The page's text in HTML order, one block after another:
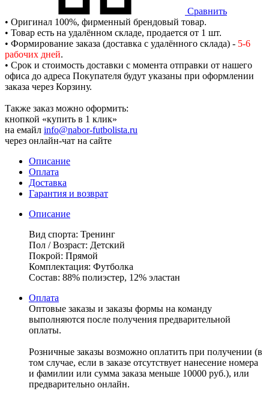
Сравнить
• Оригинал 100%, фирменный брендовый товар.
• Товар есть на удалённом складе, продается от 1 шт.
• Формирование заказа (доставка с удалённого склада) - 5-6
рабочих дней.
• Срок и стоимость доставки с момента отправки от нашего
офиса до адреса Покупателя будут указаны при оформлении
заказа через Корзину.
Также заказ можно оформить:
кнопкой «купить в 1 клик»
на емайл info@nabor-futbolista.ru
через онлайн-чат на сайте
Описание
Оплата
Доставка
Гарантия и возврат
Описание
Вид спорта: Тренинг
Пол / Возраст: Детский
Покрой: Прямой
Комплектация: Футболка
Состав: 88% полиэстер, 12% эластан
Оплата
Оптовые заказы и заказы формы на команду
выполняются после получения предварительной
оплаты.
Розничные заказы возможно оплатить при получении (в
том случае, если в заказе отсутствует нанесение номера
и фамилии или сумма заказа меньше 10000 руб.), или
предварительно онлайн.